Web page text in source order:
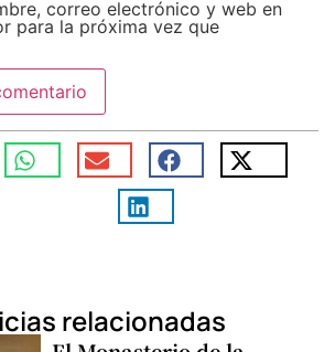
correo electrónico y web en
para la próxima vez que
relacionadas